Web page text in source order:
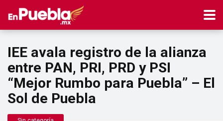
IEE avala registro de la alianza
entre PAN, PRI, PRD y PSI
“Mejor Rumbo para Puebla” – El
Sol de Puebla